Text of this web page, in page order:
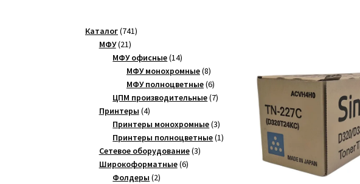
Каталог 741741
МФУ 2121
товар
МФУ офисные 1414
товаров
МФУ монохромные 88
товаров
МФУ полноцветные 66
товаров
ЦПМ производительные 77
Принтеры 44
товара
Принтеры монохромные 33
товара
Принтеры полноцветные 11
Сетевое оборудование 33
Широкоформатные 66
Фолдеры 22